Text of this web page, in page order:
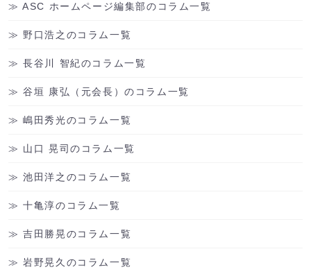
ASC ホームページ編集部のコラム一覧
野口浩之のコラム一覧
長谷川 智紀のコラム一覧
谷垣 康弘（元会長）のコラム一覧
嶋田秀光のコラム一覧
山口 晃司のコラム一覧
池田洋之のコラム一覧
十亀淳のコラム一覧
吉田勝晃のコラム一覧
岩野晃久のコラム一覧